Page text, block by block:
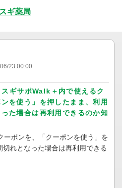
23 00:00
スギサポWalk＋内で使えるク
を使う」を押したまま、利用
た場合は再利用できるのか知
ーポンを、「クーポンを使う」を
れとなった場合は再利用できる